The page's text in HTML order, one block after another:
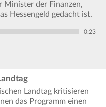
Minister der Finanzen,
Hessengeld gedacht ist.
0:23
Landtag kritisieren
das Programm einen